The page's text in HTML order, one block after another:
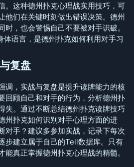
。这种德州扑克心理战实用技巧，可
他们在关键时刻做出错误决策。德州
，也会警惕自己不要被对手识破。
体语言，是德州扑克如何利用对手习
复盘
调，实战与复盘是提升读牌能力的核
回顾自己和对手的行为，分析德州扑
失。通过不断总结德州扑克读牌技巧
州扑克如何识别对手心理方面的进
对手？建议多参加实战，记录下每次
步建立属于自己的Tell数据库。只有
真正掌握德州扑克心理战的精髓。